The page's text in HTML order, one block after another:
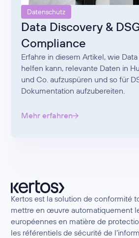
Datenschutz
Data Discovery &
Compliance
Erfahre in diesem Artikel, wie
helfen kann, relevante Daten in
und Co. aufzuspüren und so für
Dokumentation aufzubereiten.
Mehr erfahren
Kertos est la solution de conformité
mettre en œuvre automatiquement
européennes en matière de
les référentiels de sécurité de